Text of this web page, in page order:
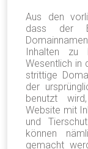
Aus den
dass der
Inhalten zu
Wesentlich in
strittige
der
benutzt
Website mit
und
können
gemacht